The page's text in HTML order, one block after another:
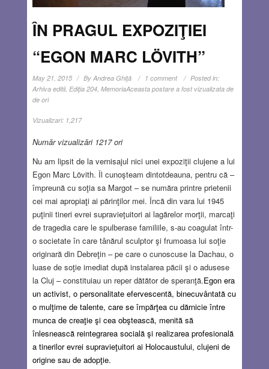
ÎN PRAGUL EXPOZIŢIEI
“EGON MARC LÖVITH”
May 21, 2015 By Andrea Ghiţă 1 comment
Posted in:
Arhiva editii, Ediţia 204, MemoriaAceasta postare a fost vizualizata de
de ori
Vizualizari: 1,217
Număr vizualizări 1217 ori
Nu am lipsit de la vernisajul nici unei expoziţii clujene a lui
Egon Marc Lövith. Îl cunoşteam dintotdeauna, pentru că –
împreună cu soţia sa Margot – se număra printre prietenii
cei mai apropiaţi ai părinţilor mei. Încă din vara lui 1945
puţinii tineri evrei supravieţuitori ai lagărelor morţii, marcaţi
de tragedia care le spulberase familiile, s-au coagulat într-
o societate în care tânărul sculptor şi frumoasa lui soţie
originară din Debreţin – pe care o cunoscuse la Dachau, o
luase de soţie imediat după instalarea păcii şi o adusese
la Cluj – constituiau un reper dătător de speranţă.Egon era
un activist, o personalitate efervescentă, binecuvântată cu
o mulţime de talente, care se împărţea cu dărnicie între
munca de creaţie şi cea obştească, menită să
înlesnească reintegrarea socială şi realizarea profesională
a tinerilor evrei supravieţuitori ai Holocaustului, clujeni de
origine sau de adopţie.